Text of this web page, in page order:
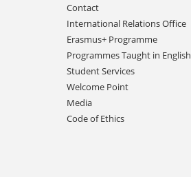
status,
challenges
and
perspectives”,
organizowanej
przez
Wydział
Biotechnologii,
Collegium
Medicum
Contact
International Relations Office
Erasmus+ Programme
Programmes Taught in English
Student Services
Welcome Point
Media
Code of Ethics